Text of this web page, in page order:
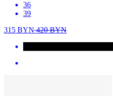
36
39
315 BYN420BYN